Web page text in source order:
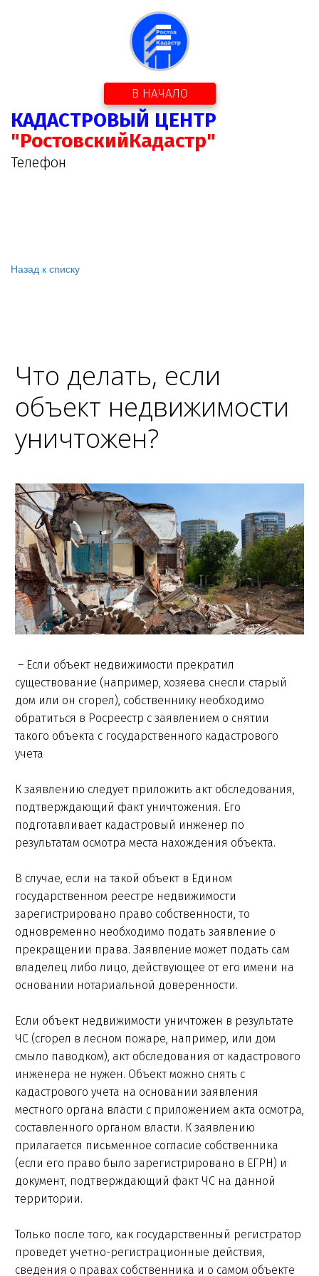
В НАЧАЛО
КАДАСТРОВЫЙ ЦЕНТР
"РостовскийКадастр"
Телефон
Назад к списку
Что делать, если
объект недвижимости
уничтожен?
– Если объект недвижимости прекратил
существование (например, хозяева снесли старый
дом или он сгорел), собственнику необходимо
обратиться в Росреестр с заявлением о снятии
такого объекта с государственного кадастрового
учета
К заявлению следует приложить акт обследования,
подтверждающий факт уничтожения. Его
подготавливает кадастровый инженер по
результатам осмотра места нахождения объекта.
В случае, если на такой объект в Едином
государственном реестре недвижимости
зарегистрировано право собственности, то
одновременно необходимо подать заявление о
прекращении права. Заявление может подать сам
владелец либо лицо, действующее от его имени на
основании нотариальной доверенности.
Если объект недвижимости уничтожен в результате
ЧС (сгорел в лесном пожаре, например, или дом
смыло паводком), акт обследования от кадастрового
инженера не нужен. Объект можно снять с
кадастрового учета на основании заявления
местного органа власти с приложением акта осмотра,
составленного органом власти. К заявлению
прилагается письменное согласие собственника
(если его право было зарегистрировано в ЕГРН) и
документ, подтверждающий факт ЧС на данной
территории.
Только после того, как государственный регистратор
проведет учетно-регистрационные действия,
сведения о правах собственника и о самом объекте